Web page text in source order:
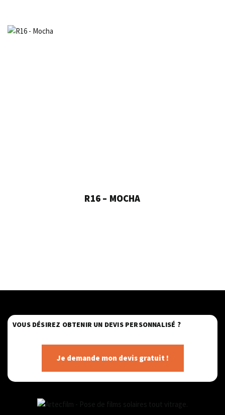
R16 – MOCHA
VOUS DÉSIREZ OBTENIR UN DEVIS PERSONNALISÉ ?
Je demande mon devis gratuit !